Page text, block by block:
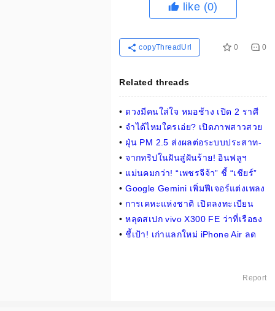
like (0)
0 0
copyThreadUrl
Related threads
• ดวงมีคนใส่ใจ หมอช้าง เปิด 2 ราศี
ช่วงนี้ เจอพูดนินทา สุดท้ายความจริง
จะเปิดเผย
•จำได้ไหมใครเอ่ย? เปิดภาพสาวสวย
วัย 23 ปี ลุคผมหน้าม้า เฉลยแล้วคือตัว
แม่คนนี้!
• ฝุ่น PM 2.5 ส่งผลต่อระบบประสาท-
อันตรายต่อสมองเด็ก : เช็กข่าวชัวร์
•จากทริปในฝันสู่ฝันร้าย! อินฟลูฯ
เยอรมัน ช็อก ฝูงลิงกระบี่ ปีนทะเลาะ
กันบนหัว ต้องหามส่ง รพ.ด่วน
• แม่นคมกว่า! “เพชรจีจ้า” ชี้ “เชียร์”
เหนือชั้นพอทุบ “เวโร” ศึก ONE ลุมพินี
143
•Google Gemini เพิ่มฟีเจอร์แต่งเพลง
ได้แล้วผ่าน Lyria 3
• การเคหะแห่งชาติ เปิดลงทะเบียน
จองสิทธิ์เช่าเดือนละ 1,700 บาทต่อ
เดือน
•หลุดสเปก vivo X300 FE ว่าที่เรือธง
Compact เด่นที่ชิปและแบตฯ อึด
• ชี้เป้า! เก่าแลกใหม่ iPhone Air ลด
Report